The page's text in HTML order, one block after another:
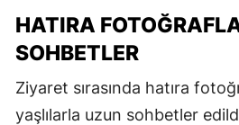
HATIRA
SOHBETLER
Ziyaret sırasında hatıra
yaşlılarla uzun sohbetler